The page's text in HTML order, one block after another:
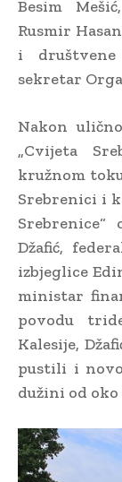
Besim
Rusmir
i
sekretar
Nakon
„Cvijeta
kružnom
Srebrenici i
Džafić,
izbjeglice
ministar
povodu
Kalesije,
pustili i
dužini od oko